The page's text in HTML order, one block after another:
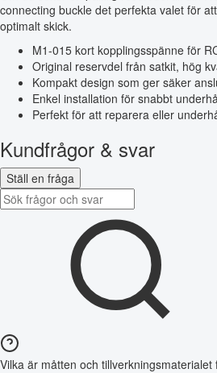
connecting buckle det perfekta valet för
optimalt skick.
M1-015 kort kopplingsspänne för
Original reservdel från satkit, hög
Kompakt design som ger säker
Enkel installation för snabbt
Perfekt för att reparera eller
Kundfrågor & svar
Ställ en fråga
Vilka är måtten och